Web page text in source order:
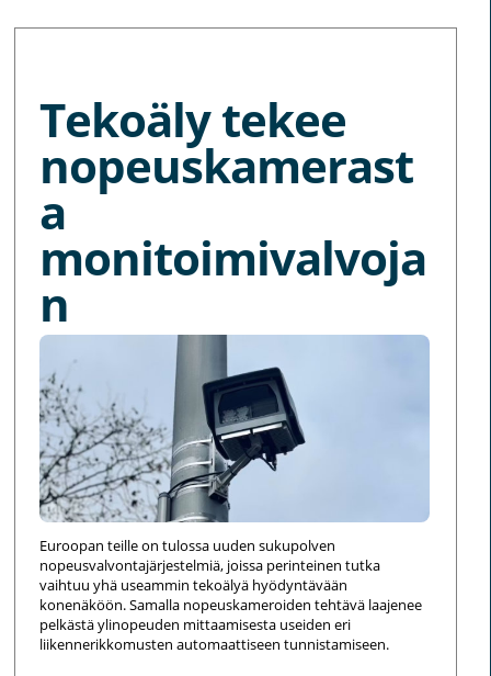
Tekoäly tekee
nopeuskamerast
a
monitoimivalvoja
n
Euroopan teille on tulossa uuden sukupolven
nopeusvalvontajärjestelmiä, joissa perinteinen tutka
vaihtuu yhä useammin tekoälyä hyödyntävään
konenäköön. Samalla nopeuskameroiden tehtävä laajenee
pelkästä ylinopeuden mittaamisesta useiden eri
liikennerikkomusten automaattiseen tunnistamiseen.